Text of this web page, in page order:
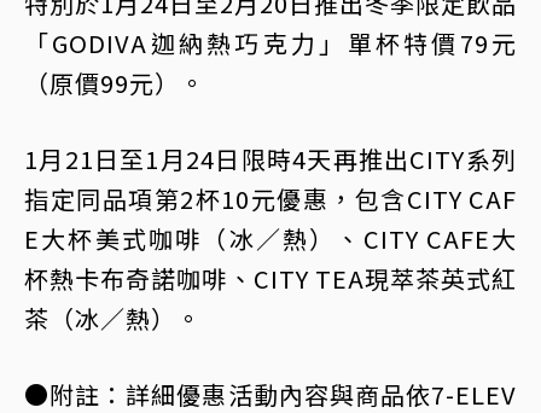
「GODIVA迦納熱巧克力」單杯特價79元
（原價99元）。
1月21日至1月24日限時4天再推出CITY系列
指定同品項第2杯10元優惠，包含CITY CAF
E大杯美式咖啡（冰／熱）、CITY CAFE大
杯熱卡布奇諾咖啡、CITY TEA現萃茶英式紅
茶（冰／熱）。
●附註：詳細優惠活動內容與商品依7-ELEV